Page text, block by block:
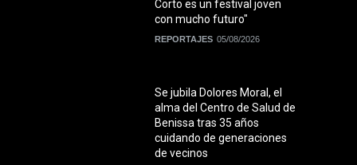
Corto es un festival joven
con mucho futuro"
REPORTAJES 05/08/2026
Se jubila Dolores Moral, el
alma del Centro de Salud de
Benissa tras 35 años
cuidando de generaciones
de vecinos